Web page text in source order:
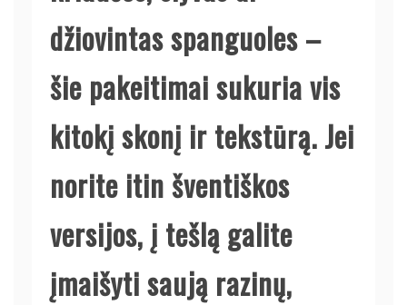
džiovintas spanguoles –
šie pakeitimai sukuria vis
kitokį skonį ir tekstūrą. Jei
norite itin šventiškos
versijos, į tešlą galite
įmaišyti saują razinų,